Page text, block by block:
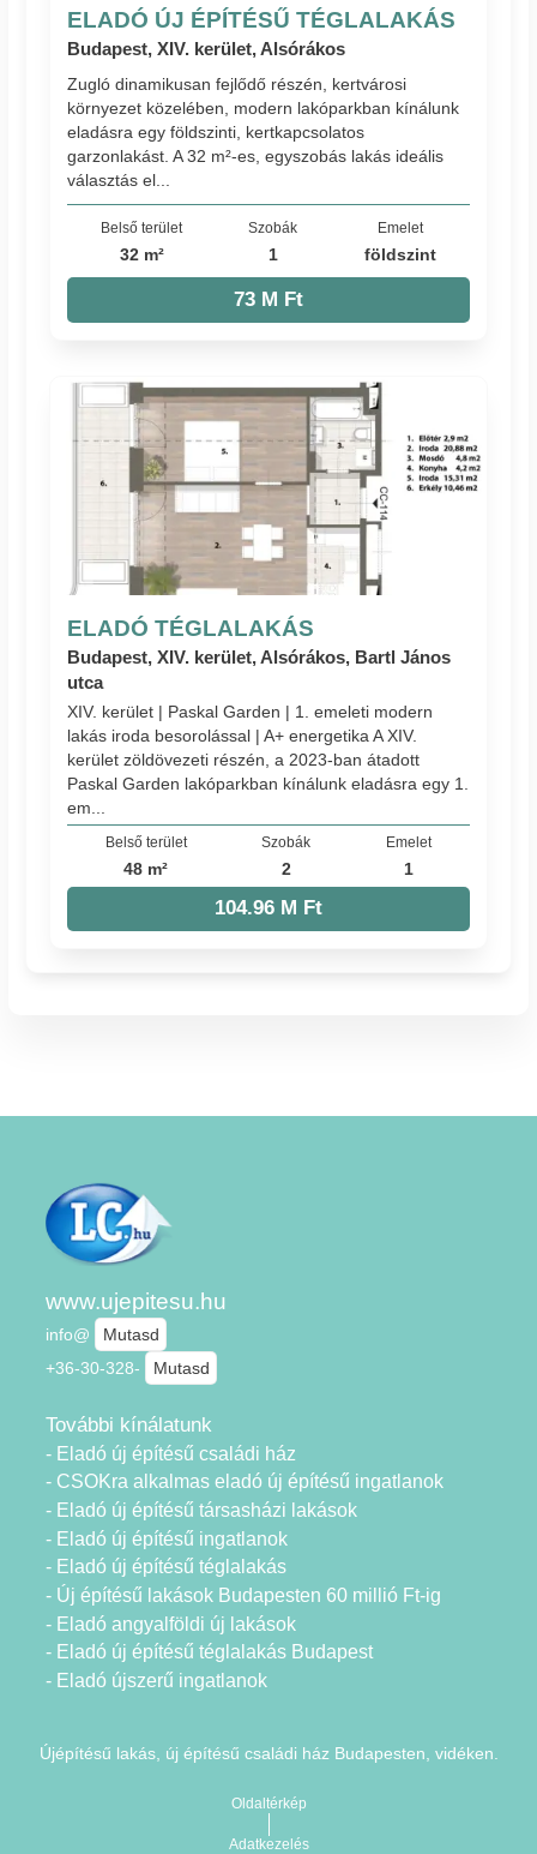
ELADÓ ÚJ ÉPÍTÉSŰ TÉGLALAKÁS
Budapest, XIV. kerület, Alsórákos
Zugló dinamikusan fejlődő részén, kertvárosi
környezet közelében, modern lakóparkban kínálunk
eladásra egy földszinti, kertkapcsolatos
garzonlakást. A 32 m²-es, egyszobás lakás ideális
választás el...
Belső terület
32 m²
Szobák
1
Emelet
földszint
73 M Ft
ELADÓ TÉGLALAKÁS
Budapest, XIV. kerület, Alsórákos, Bartl János
utca
XIV. kerület | Paskal Garden | 1. emeleti modern
lakás iroda besorolással | A+ energetika A XIV.
kerület zöldövezeti részén, a 2023-ban átadott
Paskal Garden lakóparkban kínálunk eladásra egy 1.
em...
Belső terület
48 m²
Szobák
2
Emelet
1
104.96 M Ft
www.ujepitesu.hu
info@
Mutasd
+36-30-328-
Mutasd
További kínálatunk
- Eladó új építésű családi ház
- CSOKra alkalmas eladó új építésű ingatlanok
- Eladó új építésű társasházi lakások
- Eladó új építésű ingatlanok
- Eladó új építésű téglalakás
- Új építésű lakások Budapesten 60 millió Ft-ig
- Eladó angyalföldi új lakások
- Eladó új építésű téglalakás Budapest
- Eladó újszerű ingatlanok
Újépítésű lakás, új építésű családi ház Budapesten, vidéken.
Oldaltérkép
Adatkezelés